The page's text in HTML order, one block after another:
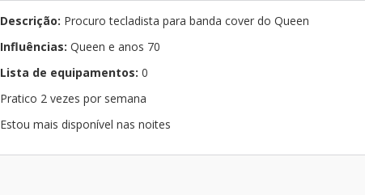
Descrição: Procuro tecladista para banda cover do Queen
Influências: Queen e anos 70
Lista de equipamentos: 0
Pratico 2 vezes por semana
Estou mais disponível nas noites